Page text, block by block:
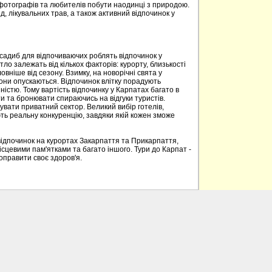
та любителів побути наодинці з природою.
лікувальних трав, а також активний відпочинок у
для відпочиваючих роблять відпочинок у
від кількох факторів: курорту, близькості
від сезону. Взимку, на новорічні свята у
опускаються. Відпочинок влітку порадують
Тому вартість відпочинку у Карпатах багато в
бронювати спираючись на відгуки туристів.
приватний сектор. Великий вибір готелів,
реальну конкуренцію, завдяки якій кожен зможе
на курортах Закарпаття та Прикарпаття,
пам'ятками та багато іншого. Тури до Карпат -
своє здоров'я.